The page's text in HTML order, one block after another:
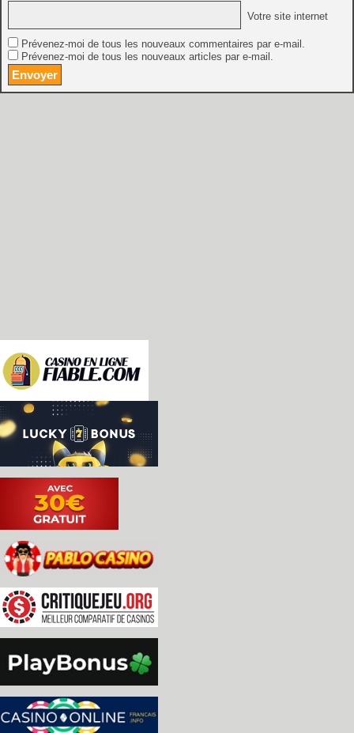
Votre site internet
Prévenez-moi de tous les nouveaux commentaires par e-mail.
Prévenez-moi de tous les nouveaux articles par e-mail.